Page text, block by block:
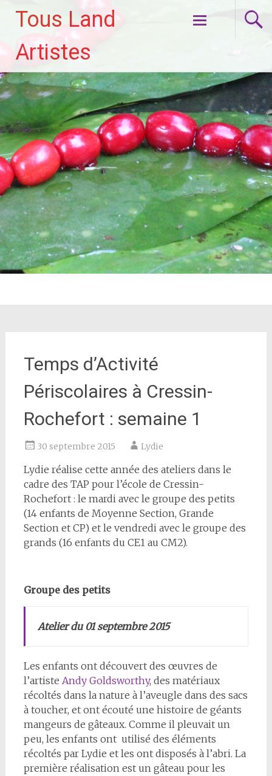
Tous Land
Artistes
contenu
Temps d’Activité
Périscolaires à Cressin-
Rochefort : semaine 1
30 septembre 2015 Lydie
Lydie réalise cette année des ateliers dans le
cadre des TAP pour l’école de Cressin-
Rochefort : le mardi avec le groupe des petits
(14 enfants de Moyenne Section, Grande
Section et CP) et le vendredi avec le groupe des
grands (16 enfants du CE1 au CM2).
Groupe des petits
Atelier du 01 septembre 2015
Les enfants ont découvert des œuvres de
l’artiste Andy Goldsworthy, des matériaux
récoltés dans la nature à l’aveugle dans des sacs
à toucher, et ont écouté une histoire de géants
mangeurs de gâteaux. Comme il pleuvait un
peu, les enfants ont utilisé des éléments
récoltés par Lydie et les ont disposés à l’abri. La
première réalisation est un gâteau pour les